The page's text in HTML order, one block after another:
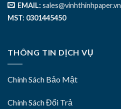
EMAIL: sales@vinhthinhpaper.vn
MST: 0301445450
THÔNG TIN DỊCH VỤ
Chính Sách Bảo Mật
Chính Sách Đổi Trả